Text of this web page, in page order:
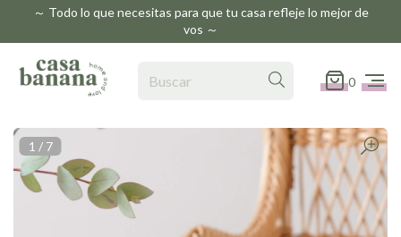
～ Todo lo que necesitas para que tu casa refleje lo mejor de
vos ～
0
1 / 7